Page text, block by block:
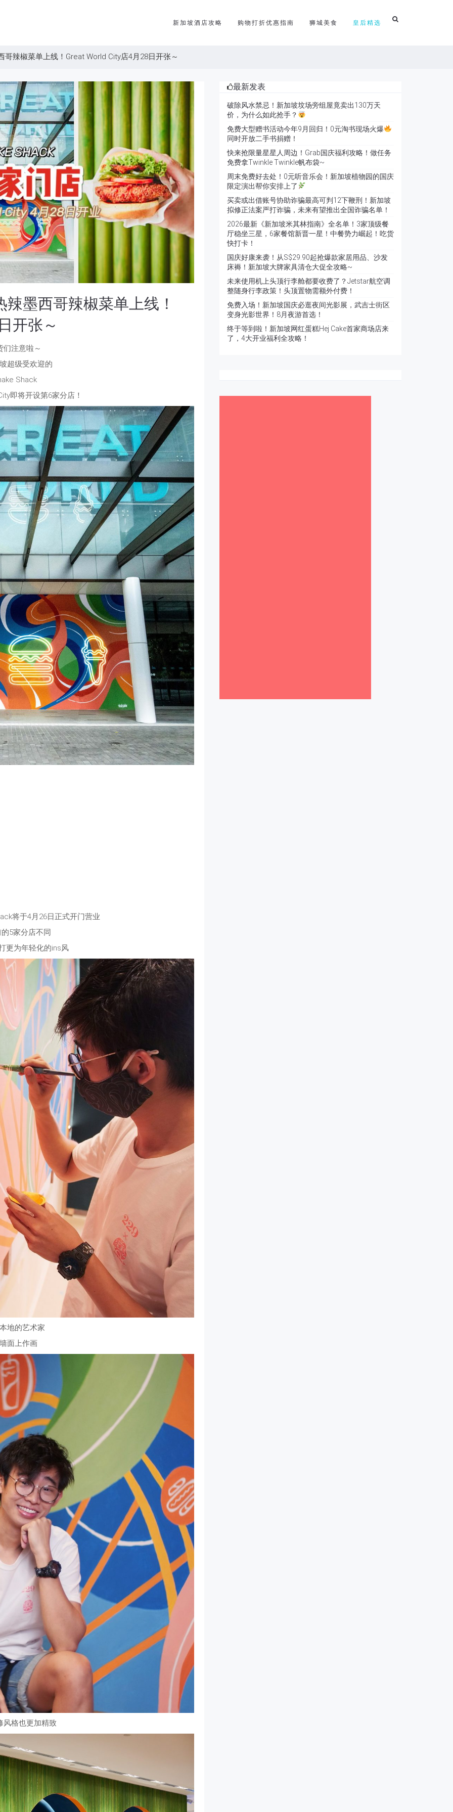
新加坡酒店攻略 购物打折优惠指南 狮城美食 皇后精选
辣椒菜单上线！Great World City店4月28日开张～
辣墨西哥辣椒菜单上线！
开张～
们注意啦～
超级受欢迎的
Shack
即将开设第6家分店！
将于4月26日正式开门营业
5家分店不同
更为年轻化的ins风
地的艺术家
面上作画
风格也更加精致
最新发表
破除风水禁忌！新加坡坟场旁组屋竟卖出130万天
价，为什么如此抢手？
免费大型赠书活动今年9月回归！0元淘书现场火爆
同时开放二手书捐赠！
快来抢限量星星人周边！Grab国庆福利攻略！做任务
免费拿Twinkle Twinkle帆布袋~
周末免费好去处！0元听音乐会！新加坡植物园的国庆
限定演出帮你安排上了
买卖或出借账号协助诈骗最高可判12下鞭刑！新加坡
拟修正法案严打诈骗，未来有望推出全国诈骗名单！
2026最新《新加坡米其林指南》全名单！3家顶级餐
厅稳坐三星，6家餐馆新晋一星！中餐势力崛起！吃货
快打卡！
国庆好康来袭！从S$29.90起抢爆款家居用品、沙发
床褥！新加坡大牌家具清仓大促全攻略~
未来使用机上头顶行李舱都要收费了？Jetstar航空调
整随身行李政策！头顶置物需额外付费！
免费入场！新加坡国庆必逛夜间光影展，武吉士街区
变身光影世界！8月夜游首选！
终于等到啦！新加坡网红蛋糕Hej Cake首家商场店来
了，4大开业福利全攻略！